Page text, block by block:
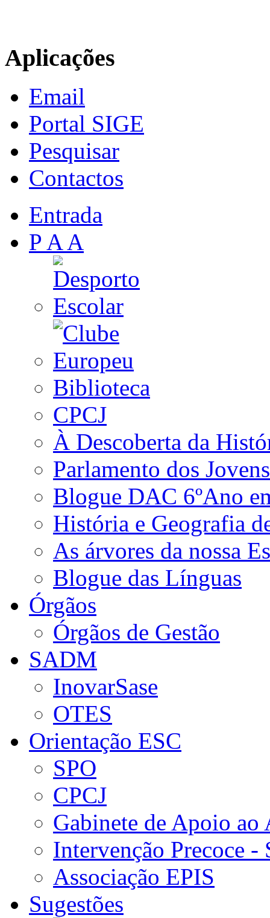
Aplicações
Email
Portal SIGE
Pesquisar
Contactos
Entrada
P A A
Biblioteca
CPCJ
À Descoberta da
Parlamento dos Jovens
Blogue DAC 6ºAno
História e Geografia
As árvores da nossa
Blogue das Línguas
Órgãos
Órgãos de Gestão
SADM
InovarSase
OTES
Orientação ESC
SPO
CPCJ
Gabinete de Apoio ao
Intervenção Precoce -
Associação EPIS
Sugestões